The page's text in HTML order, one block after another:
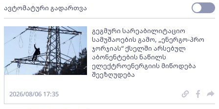
ავტომატური გადართვა
გეგმური სარეაბილიტაციო
სამუშაოების გამო, „ენერგო-პრო
ჯორჯიას“ ქსელში არსებულ
აბონენტების ნაწილს
ელექტროენერგიის მიწოდება
შეეზღუდება
2026/08/06 17:35